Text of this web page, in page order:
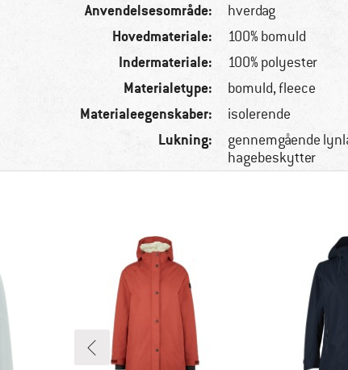
Anvendelsesområde: hverdag
Hovedmateriale: 100% bomuld
Indermateriale: 100% polyester
Materialetype: bomuld, fleece
Materialeegenskaber: isolerende
Lukning:
gennemgående
hagebeskytter